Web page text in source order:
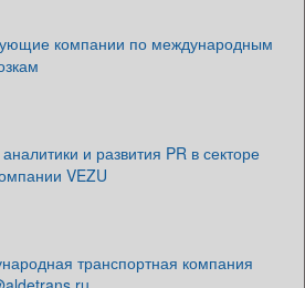
компании по международным
и развития PR в секторе
VEZU
транспортная компания